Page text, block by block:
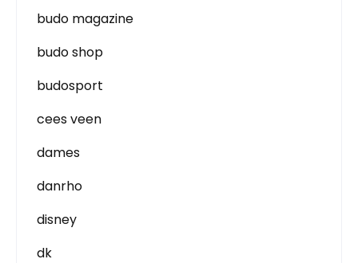
budo magazine
budo shop
budosport
cees veen
dames
danrho
disney
dk